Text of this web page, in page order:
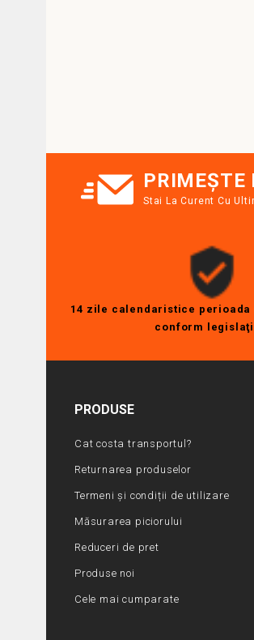
PRIMEȘTE
Stai La Curent Cu
14 zile calendaristice perioada
conform
PRODUSE
Cat costa transportul?
Returnarea produselor
Termeni și condiții de utilizare
Măsurarea piciorului
Reduceri de pret
Produse noi
Cele mai cumparate